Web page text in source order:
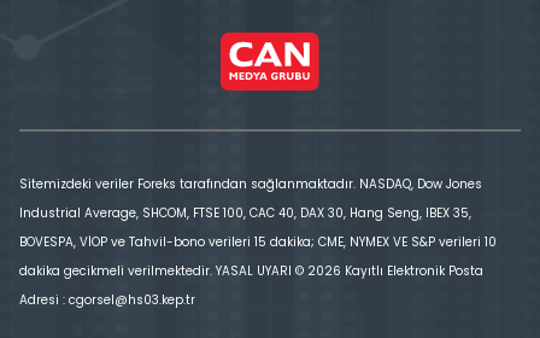
Sitemizdeki veriler Foreks tarafından sağlanmaktadır. NASDAQ, Dow Jones
Industrial Average, SHCOM, FTSE 100, CAC 40, DAX 30, Hang Seng, IBEX 35,
BOVESPA, VİOP ve Tahvil-bono verileri 15 dakika; CME, NYMEX VE S&P verileri 10
dakika gecikmeli verilmektedir. YASAL UYARI © 2026 Kayıtlı Elektronik Posta
Adresi : cgorsel@hs03.kep.tr